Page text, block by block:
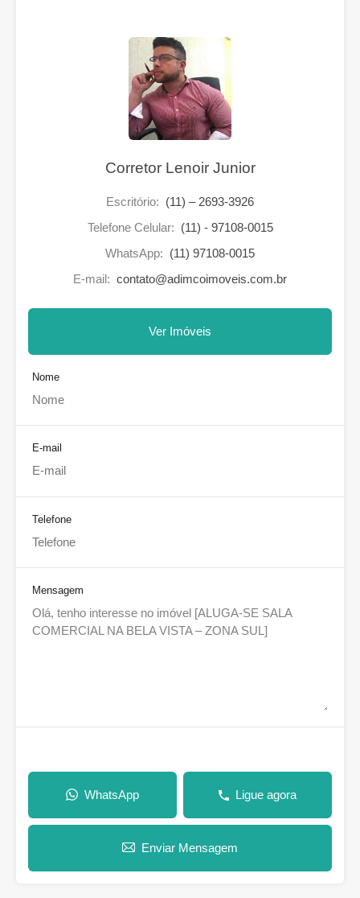
Corretor Lenoir Junior
Escritório: (11) – 2693-3926
Telefone Celular: (11) - 97108-0015
WhatsApp: (11) 97108-0015
E-mail: contato@adimcoimoveis.com.br
Ver Imóveis
Nome
E-mail
Telefone
Mensagem
WhatsApp Ligue agora
Enviar Mensagem